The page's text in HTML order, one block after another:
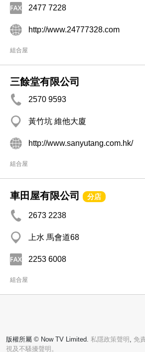
2477 7228
http://www.24777328.com
組合屋
三餘堂有限公司
2570 9593
黃竹坑 維他大廈
http://www.sanyutang.com.hk/
組合屋
車田屋有限公司 分店
2673 2238
上水 馬會道68
2253 6008
組合屋
版權所屬 © Now TV Limited. 私隱政策聲明 , 免
視及不騷擾聲明。